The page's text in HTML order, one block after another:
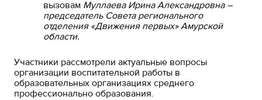
вызовам Муллаева Ирина Александровна –
председатель Совета регионального
отделения «Движения первых» Амурской
области.
Участники рассмотрели актуальные вопросы
организации воспитательной работы в
образовательных организациях среднего
профессионально образования.